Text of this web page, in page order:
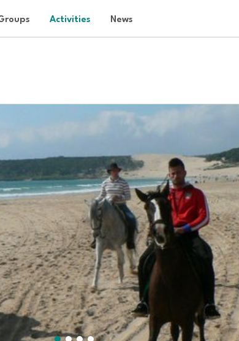
Activities News